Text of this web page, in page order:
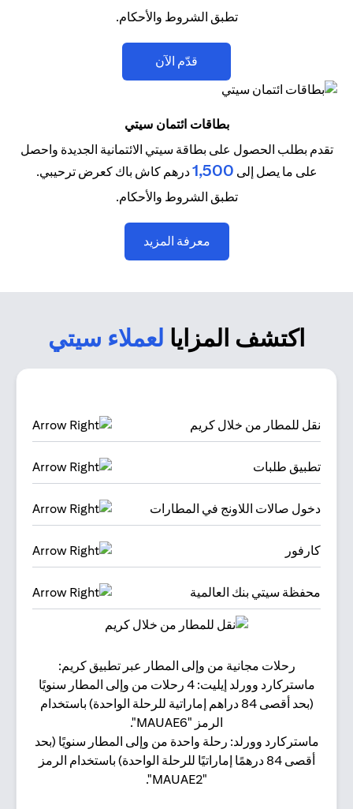
تطبق الشروط والأحكام.
قدّم الآن
بطاقات ائتمان سيتي
تقدم بطلب الحصول على بطاقة سيتي الائتمانية الجديدة واحصل
على ما يصل إلى 1,500درهم كاش باك كعرض ترحيبي.
تطبق الشروط والأحكام.
معرفة المزيد
اكتشف المزايا لعملاء سيتي
نقل للمطار من خلال كريم
تطبيق طلبات
دخول صالات اللاونج في المطارات
كارفور
محفظة سيتي بنك العالمية
رحلات مجانية من وإلى المطار عبر تطبيق كريم:
ماستركارد وورلد إيليت: 4 رحلات من وإلى المطار سنويًا
(بحد أقصى 84 دراهم إماراتية للرحلة الواحدة) باستخدام
الرمز "MAUAE6".
ماستركارد وورلد: رحلة واحدة من وإلى المطار سنويًا (بحد
أقصى 84 درهمًا إماراتيًا للرحلة الواحدة) باستخدام الرمز
"MAUAE2".